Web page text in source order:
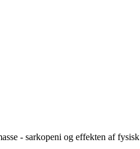
- sarkopeni og effekten af